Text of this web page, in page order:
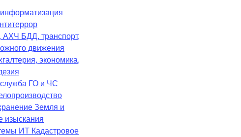
АХЧ БДД, транспорт,
движения
экономика,
ГО и ЧС
Земля и
изыскания
ИТ Кадастровое